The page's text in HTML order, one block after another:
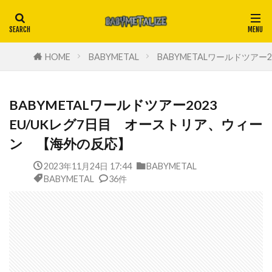
HOME BABYMETAL BABYMETALワールドツア
BABYMETALワールドツアー2023
EU/UKレグ7日目 オーストリア、ウィー
ン 【海外の反応】
2023年11月24日 17:44
BABYMETAL
BABYMETAL
36件